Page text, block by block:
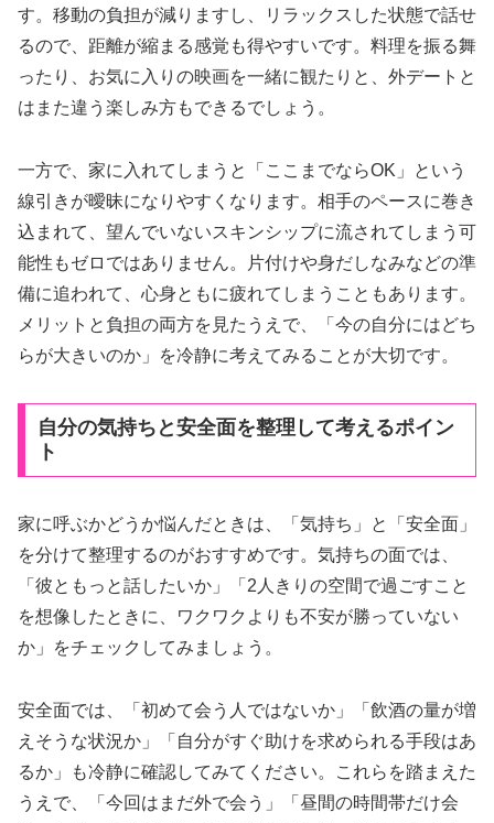
す。移動の負担が減りますし、リラックスした状態で話せ
るので、距離が縮まる感覚も得やすいです。料理を振る舞
ったり、お気に入りの映画を一緒に観たりと、外デートと
はまた違う楽しみ方もできるでしょう。
一方で、家に入れてしまうと「ここまでならOK」という
線引きが曖昧になりやすくなります。相手のペースに巻き
込まれて、望んでいないスキンシップに流されてしまう可
能性もゼロではありません。片付けや身だしなみなどの準
備に追われて、心身ともに疲れてしまうこともあります。
メリットと負担の両方を見たうえで、「今の自分にはどち
らが大きいのか」を冷静に考えてみることが大切です。
自分の気持ちと安全面を整理して考えるポイン
ト
家に呼ぶかどうか悩んだときは、「気持ち」と「安全面」
を分けて整理するのがおすすめです。気持ちの面では、
「彼ともっと話したいか」「2人きりの空間で過ごすこと
を想像したときに、ワクワクよりも不安が勝っていない
か」をチェックしてみましょう。
安全面では、「初めて会う人ではないか」「飲酒の量が増
えそうな状況か」「自分がすぐ助けを求められる手段はあ
るか」も冷静に確認してみてください。これらを踏まえた
うえで、「今回はまだ外で会う」「昼間の時間帯だけ会